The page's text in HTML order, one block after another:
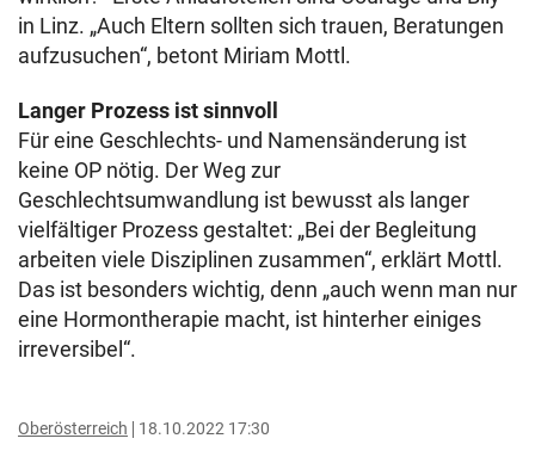
in Linz. „Auch Eltern sollten sich trauen, Beratungen
aufzusuchen“, betont Miriam Mottl.
Langer Prozess ist sinnvoll
Für eine Geschlechts- und Namensänderung ist
keine OP nötig. Der Weg zur
Geschlechtsumwandlung ist bewusst als langer
vielfältiger Prozess gestaltet: „Bei der Begleitung
arbeiten viele Disziplinen zusammen“, erklärt Mottl.
Das ist besonders wichtig, denn „auch wenn man nur
eine Hormontherapie macht, ist hinterher einiges
irreversibel“.
Oberösterreich 18.10.2022 17:30